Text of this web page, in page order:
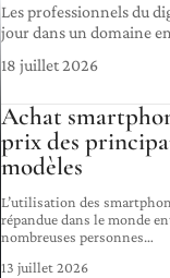
Les professionnels du
jour dans un domaine
18 juillet 2026
Achat
prix des
modèles
L’utilisation des
répandue dans le monde
nombreuses personnes…
13 juillet 2026